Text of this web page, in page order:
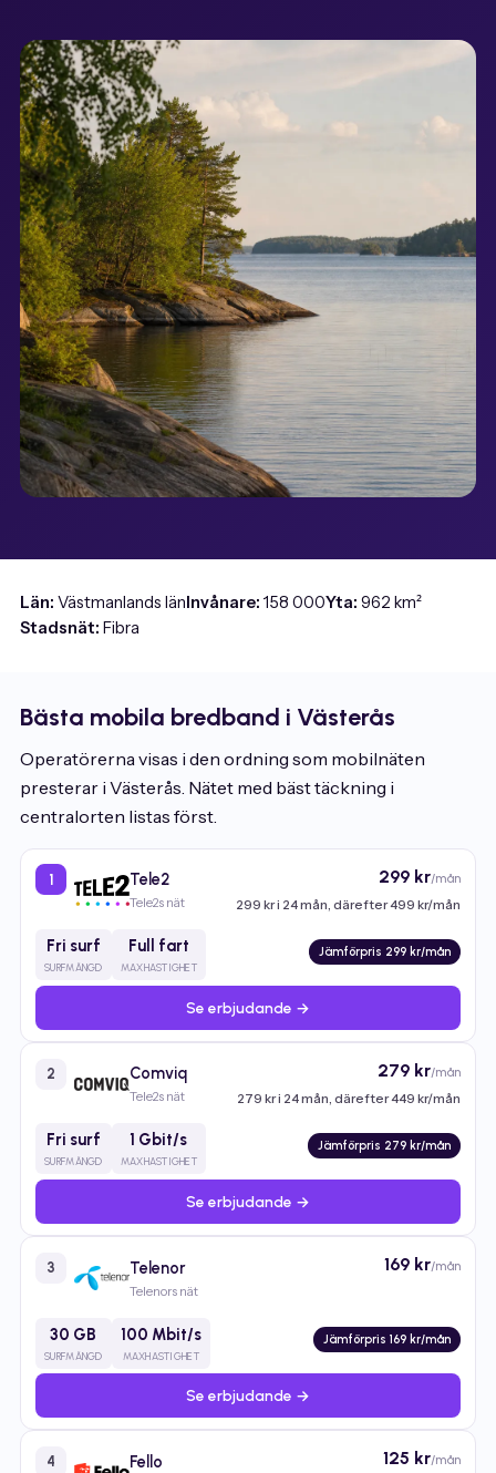
Län: Västmanlands länInvånare: 158 000Yta: 962 km²
Stadsnät: Fibra
Bästa mobila bredband i Västerås
Operatörerna visas i den ordning som mobilnäten
presterar i Västerås. Nätet med bäst täckning i
centralorten listas först.
1 Tele2
Tele2s nät
Fri surf
SURFMÄNGD
Full fart
MAXHASTIGHET
299 kr/mån
299 kr i 24 mån, därefter 499 kr/mån
Jämförpris 299 kr/mån
Se erbjudande →
2 Comviq
Tele2s nät
Fri surf
SURFMÄNGD
1 Gbit/s
MAXHASTIGHET
279 kr/mån
279 kr i 24 mån, därefter 449 kr/mån
Jämförpris 279 kr/mån
Se erbjudande →
3 Telenor
Telenors nät
30 GB
SURFMÄNGD
100 Mbit/s
MAXHASTIGHET
169 kr/mån
Jämförpris 169 kr/mån
Se erbjudande →
4 Fello 125 kr/mån